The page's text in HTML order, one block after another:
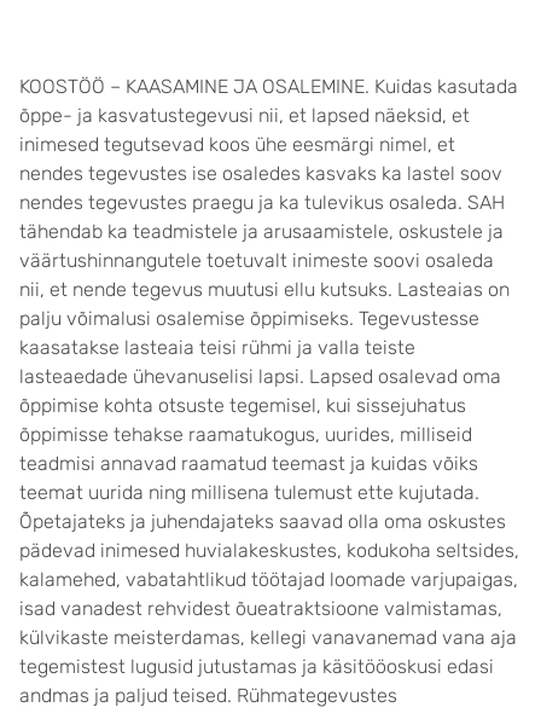
KOOSTÖÖ – KAASAMINE JA OSALEMINE. Kuidas kasutada
õppe- ja kasvatustegevusi nii, et lapsed näeksid, et
inimesed tegutsevad koos ühe eesmärgi nimel, et
nendes tegevustes ise osaledes kasvaks ka lastel soov
nendes tegevustes praegu ja ka tulevikus osaleda. SAH
tähendab ka teadmistele ja arusaamistele, oskustele ja
väärtushinnangutele toetuvalt inimeste soovi osaleda
nii, et nende tegevus muutusi ellu kutsuks. Lasteaias on
palju võimalusi osalemise õppimiseks. Tegevustesse
kaasatakse lasteaia teisi rühmi ja valla teiste
lasteaedade ühevanuselisi lapsi. Lapsed osalevad oma
õppimise kohta otsuste tegemisel, kui sissejuhatus
õppimisse tehakse raamatukogus, uurides, milliseid
teadmisi annavad raamatud teemast ja kuidas võiks
teemat uurida ning millisena tulemust ette kujutada.
Õpetajateks ja juhendajateks saavad olla oma oskustes
pädevad inimesed huvialakeskustes, kodukoha seltsides,
kalamehed, vabatahtlikud töötajad loomade varjupaigas,
isad vanadest rehvidest õueatraktsioone valmistamas,
külvikaste meisterdamas, kellegi vanavanemad vana aja
tegemistest lugusid jutustamas ja käsitööoskusi edasi
andmas ja paljud teised. Rühmategevustes